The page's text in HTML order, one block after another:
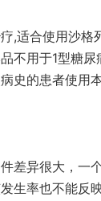
,适合使用沙
不用于1型糖
史的患者使用
差异很大，一
生率也不能反